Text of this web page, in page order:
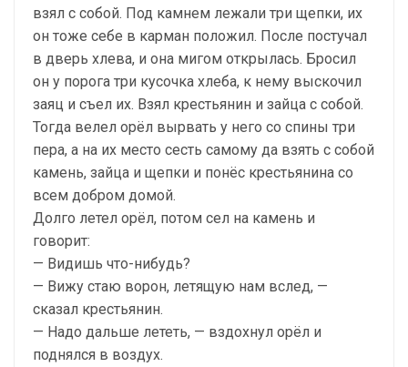
взял с собой. Под камнем лежали три щепки, их
он тоже себе в карман положил. После постучал
в дверь хлева, и она мигом открылась. Бросил
он у порога три кусочка хлеба, к нему выскочил
заяц и съел их. Взял крестьянин и зайца с собой.
Тогда велел орёл вырвать у него со спины три
пера, а на их место сесть самому да взять с собой
камень, зайца и щепки и понёс крестьянина со
всем добром домой.
Долго летел орёл, потом сел на камень и
говорит:
— Видишь что-нибудь?
— Вижу стаю ворон, летящую нам вслед, —
сказал крестьянин.
— Надо дальше лететь, — вздохнул орёл и
поднялся в воздух.